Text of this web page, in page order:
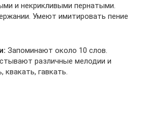
и некрикливыми пернатыми.
Умеют имитировать пение
Запоминают около 10 слов.
различные мелодии и
квакать, гавкать.